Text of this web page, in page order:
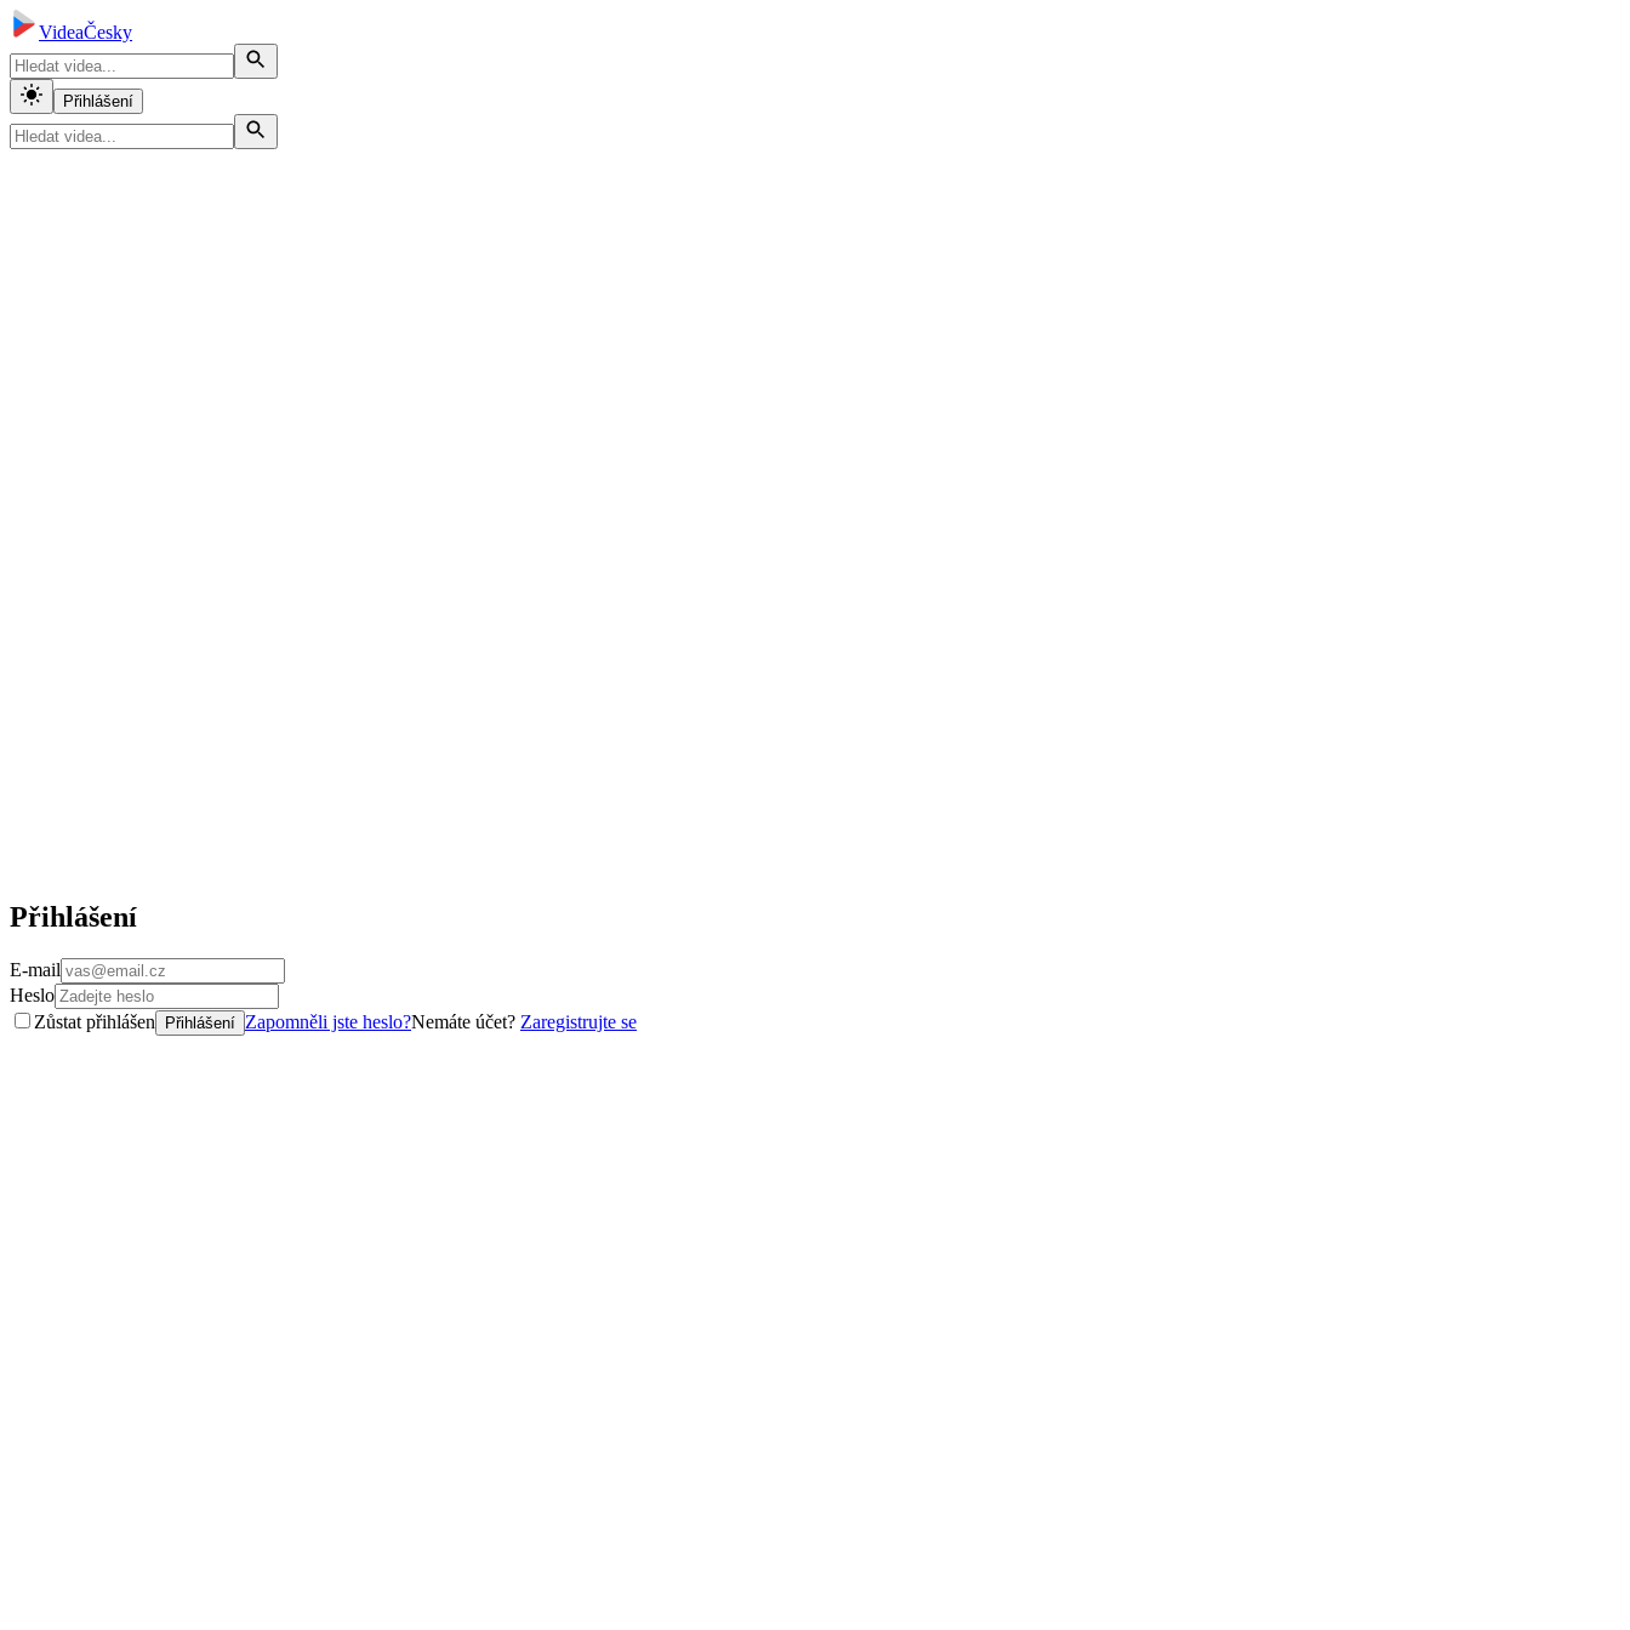
VideaČesky
Přihlášení
Přihlášení
E-mail
Heslo
Zůstat přihlášen
Přihlášení Zapomněli jste heslo?Nemáte účet? Zaregistrujte se